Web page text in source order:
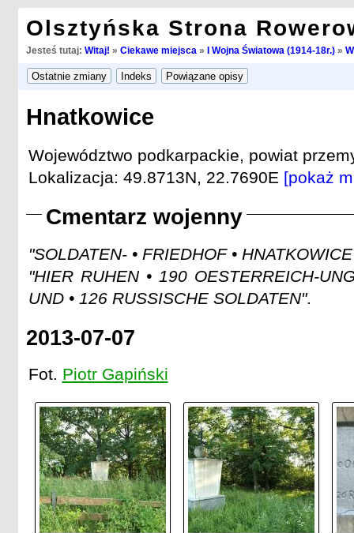
Olsztyńska Strona
Jesteś tutaj: Witaj! » Ciekawe miejsca » I Wojna Światowa (1914-18r.)»
Hnatkowice
Województwo podkarpackie, powiat
Lokalizacja: 49.8713N, 22.7690E [pokaż
Cmentarz wojenny
"SOLDATEN- • FRIEDHOF •
"HIER RUHEN • 190 OESTERREICH-
UND • 126 RUSSISCHE SOLDATEN".
2013-07-07
Fot. Piotr Gapiński